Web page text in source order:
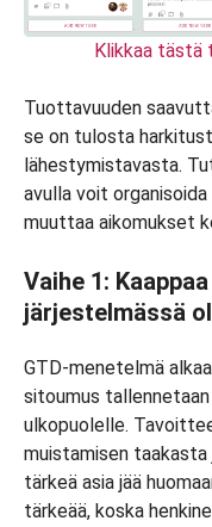
Klikkaa tästä
Tuottavuuden
se on tulosta
lähestymistavasta.
avulla voit
muuttaa aikomukset
Vaihe 1:
järjestelmässä
GTD-menetelmä
sitoumus
ulkopuolelle.
muistamisen
tärkeä asia jää
tärkeää, koska